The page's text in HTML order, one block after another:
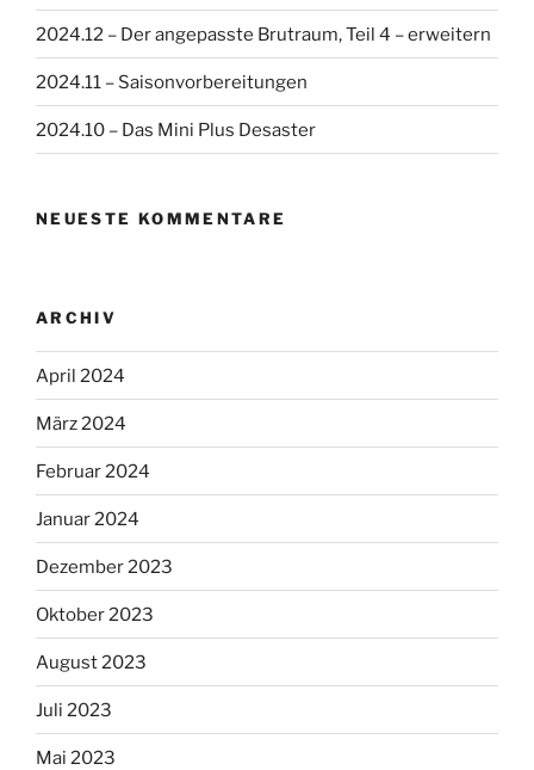
2024.12 – Der angepasste Brutraum, Teil 4 – erweitern
2024.11 – Saisonvorbereitungen
2024.10 – Das Mini Plus Desaster
NEUESTE KOMMENTARE
ARCHIV
April 2024
März 2024
Februar 2024
Januar 2024
Dezember 2023
Oktober 2023
August 2023
Juli 2023
Mai 2023